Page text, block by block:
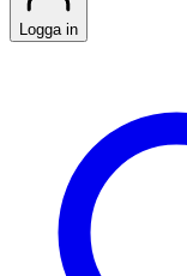
Logga in